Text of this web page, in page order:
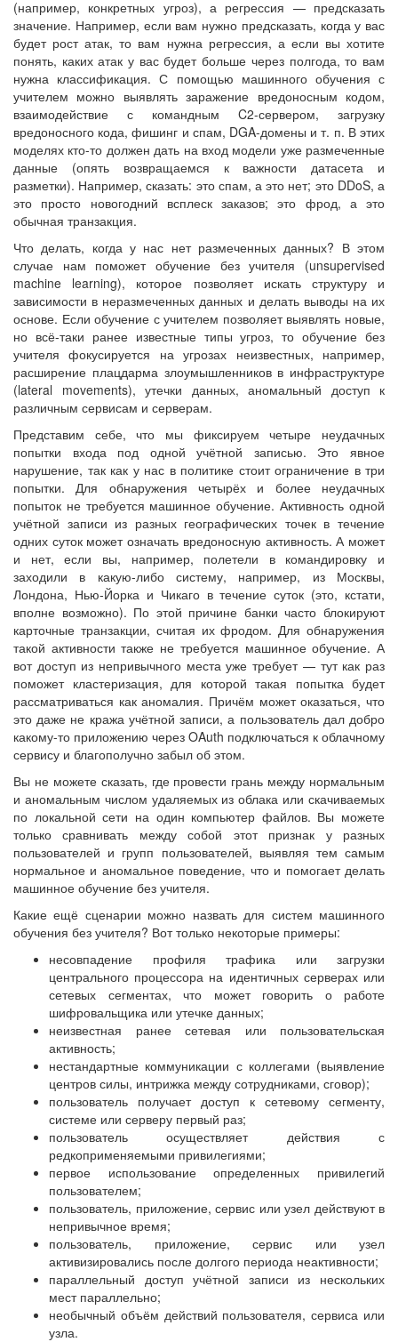
(например, конкретных угроз), а регрессия — предсказать
значение. Например, если вам нужно предсказать, когда у вас
будет рост атак, то вам нужна регрессия, а если вы хотите
понять, каких атак у вас будет больше через полгода, то вам
нужна классификация. С помощью машинного обучения с
учителем можно выявлять заражение вредоносным кодом,
взаимодействие с командным C2-сервером, загрузку
вредоносного кода, фишинг и спам, DGA-домены и т. п. В этих
моделях кто-то должен дать на вход модели уже размеченные
данные (опять возвращаемся к важности датасета и
разметки). Например, сказать: это спам, а это нет; это DDoS, а
это просто новогодний всплеск заказов; это фрод, а это
обычная транзакция.
Что делать, когда у нас нет размеченных данных? В этом
случае нам поможет обучение без учителя (unsupervised
machine learning), которое позволяет искать структуру и
зависимости в неразмеченных данных и делать выводы на их
основе. Если обучение с учителем позволяет выявлять новые,
но всё-таки ранее известные типы угроз, то обучение без
учителя фокусируется на угрозах неизвестных, например,
расширение плацдарма злоумышленников в инфраструктуре
(lateral movements), утечки данных, аномальный доступ к
различным сервисам и серверам.
Представим себе, что мы фиксируем четыре неудачных
попытки входа под одной учётной записью. Это явное
нарушение, так как у нас в политике стоит ограничение в три
попытки. Для обнаружения четырёх и более неудачных
попыток не требуется машинное обучение. Активность одной
учётной записи из разных географических точек в течение
одних суток может означать вредоносную активность. А может
и нет, если вы, например, полетели в командировку и
заходили в какую-либо систему, например, из Москвы,
Лондона, Нью-Йорка и Чикаго в течение суток (это, кстати,
вполне возможно). По этой причине банки часто блокируют
карточные транзакции, считая их фродом. Для обнаружения
такой активности также не требуется машинное обучение. А
вот доступ из непривычного места уже требует — тут как раз
поможет кластеризация, для которой такая попытка будет
рассматриваться как аномалия. Причём может оказаться, что
это даже не кража учётной записи, а пользователь дал добро
какому-то приложению через OAuth подключаться к облачному
сервису и благополучно забыл об этом.
Вы не можете сказать, где провести грань между нормальным
и аномальным числом удаляемых из облака или скачиваемых
по локальной сети на один компьютер файлов. Вы можете
только сравнивать между собой этот признак у разных
пользователей и групп пользователей, выявляя тем самым
нормальное и аномальное поведение, что и помогает делать
машинное обучение без учителя.
Какие ещё сценарии можно назвать для систем машинного
обучения без учителя? Вот только некоторые примеры:
несовпадение профиля трафика или загрузки
центрального процессора на идентичных серверах или
сетевых сегментах, что может говорить о работе
шифровальщика или утечке данных;
неизвестная ранее сетевая или пользовательская
активность;
нестандартные коммуникации с коллегами (выявление
центров силы, интрижка между сотрудниками, сговор);
пользователь получает доступ к сетевому сегменту,
системе или серверу первый раз;
пользователь осуществляет действия с
редкоприменяемыми привилегиями;
первое использование определенных привилегий
пользователем;
пользователь, приложение, сервис или узел действуют в
непривычное время;
пользователь, приложение, сервис или узел
активизировались после долгого периода неактивности;
параллельный доступ учётной записи из нескольких
мест параллельно;
необычный объём действий пользователя, сервиса или
узла.